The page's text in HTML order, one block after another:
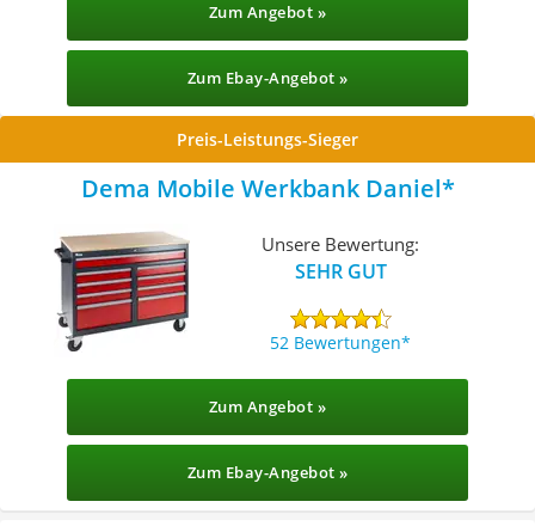
Zum Angebot »
Zum Ebay-Angebot »
Preis-Leistungs-Sieger
Dema Mobile Werkbank Daniel
Unsere Bewertung:
SEHR GUT
52 Bewertungen
Zum Angebot »
Zum Ebay-Angebot »